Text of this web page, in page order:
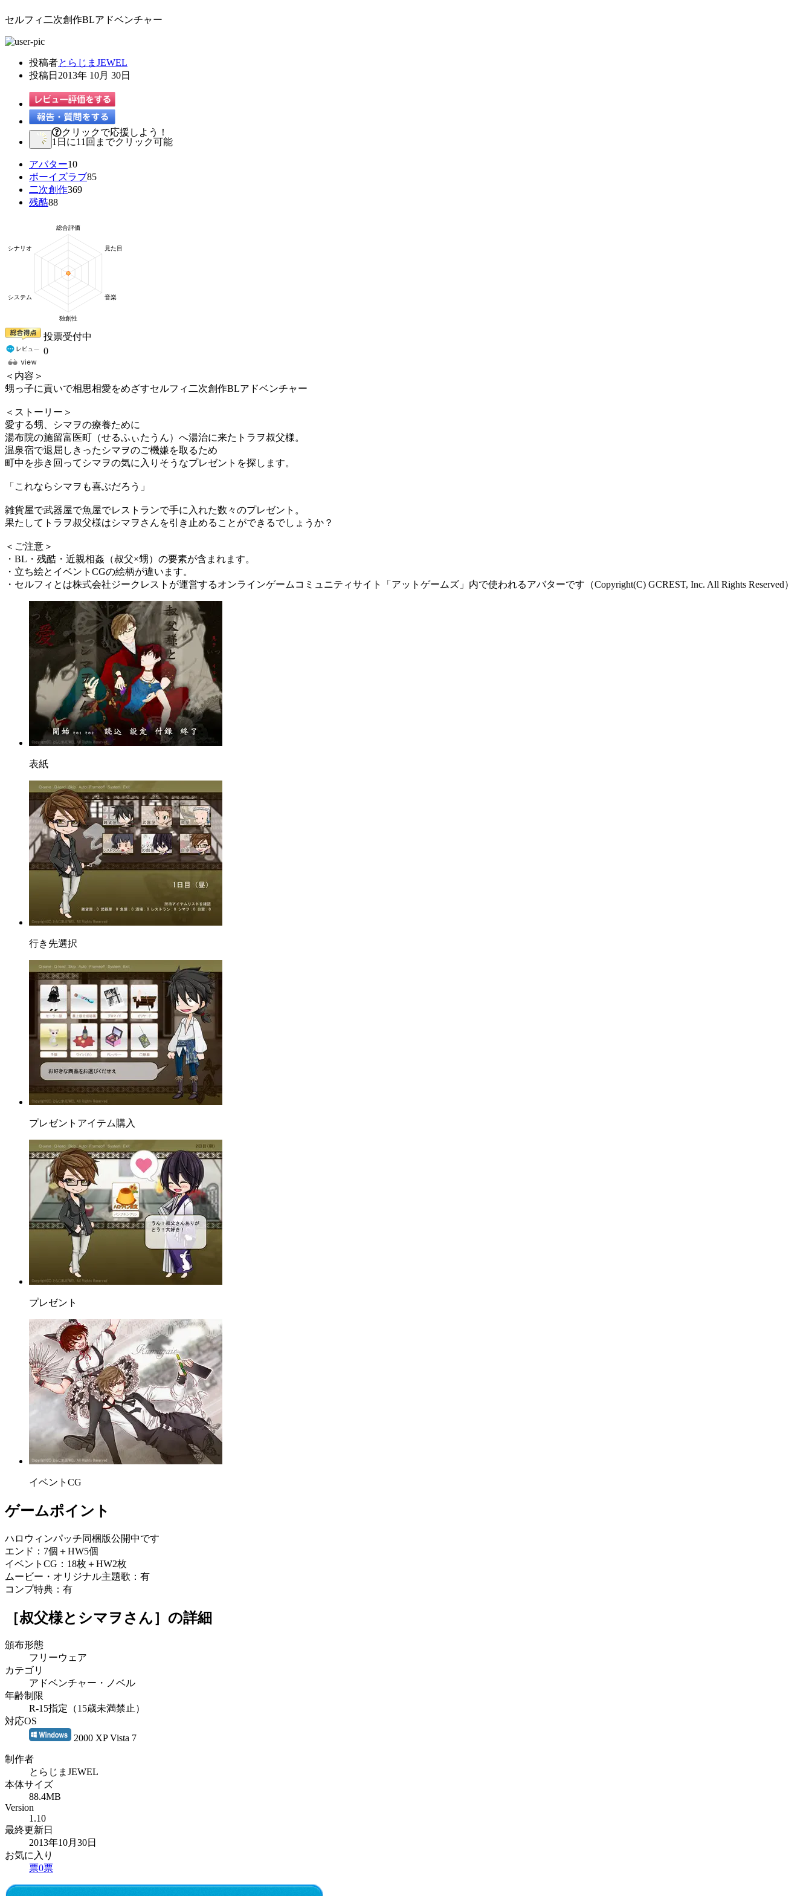
セルフィ二次創作BLアドベンチャー
投稿者とらじまJEWEL
投稿日 2013年 10月 30日
クリックで応援しよう！
1日に11回までクリック可能
アバター10
ボーイズラブ85
二次創作369
残酷88
投票受付中
0
＜内容＞
甥っ子に貢いで相思相愛をめざすセルフィ二次創作BLアドベンチャー
＜ストーリー＞
愛する甥、シマヲの療養ために
湯布院の施留富医町（せるふぃたうん）へ湯治に来たトラヲ叔父様。
温泉宿で退屈しきったシマヲのご機嫌を取るため
町中を歩き回ってシマヲの気に入りそうなプレゼントを探します。
「これならシマヲも喜ぶだろう」
雑貨屋で武器屋で魚屋でレストランで手に入れた数々のプレゼント。
果たしてトラヲ叔父様はシマヲさんを引き止めることができるでしょうか？
＜ご注意＞
・BL・残酷・近親相姦（叔父×甥）の要素が含まれます。
・立ち絵とイベントCGの絵柄が違います。
・セルフィとは株式会社ジークレストが運営するオンラインゲームコミュニティサイト「アットゲームズ」内で使われるアバターです（Copyright(C) GCREST, Inc. All Rights Reserved）
表紙
行き先選択
プレゼントアイテム購入
プレゼント
イベントCG
ゲームポイント
ハロウィンパッチ同梱版公開中です
エンド：7個＋HW5個
イベントCG：18枚＋HW2枚
ムービー・オリジナル主題歌：有
コンプ特典：有
［叔父様とシマヲさん］ の詳細
頒布形態
フリーウェア
カテゴリ
アドベンチャー・ノベル
年齢制限
R-15指定（15歳未満禁止）
対応OS
2000 XP Vista 7
制作者
とらじまJEWEL
本体サイズ
88.4MB
Version
1.10
最終更新日
2013年10月30日
お気に入り
票0票